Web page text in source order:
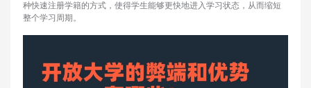
种快速注册学籍的方式，使得学生能够更快地进入学习状态，从而缩短
整个学习周期。